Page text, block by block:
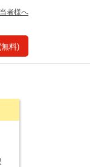
者様へ
料)